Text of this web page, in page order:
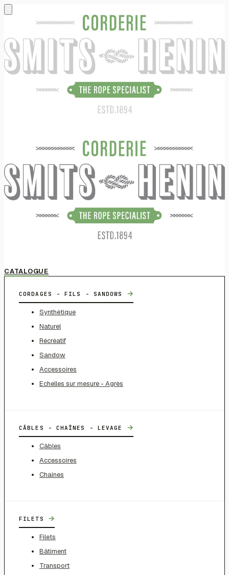
CATALOGUE
CORDAGES - FILS - SANDOWS →
Synthétique
Naturel
Récréatif
Sandow
Accessoires
Echelles sur mesure - Agrès
CÂBLES - CHAÎNES - LEVAGE →
Câbles
Accessoires
Chaines
FILETS →
Filets
Bâtiment
Transport